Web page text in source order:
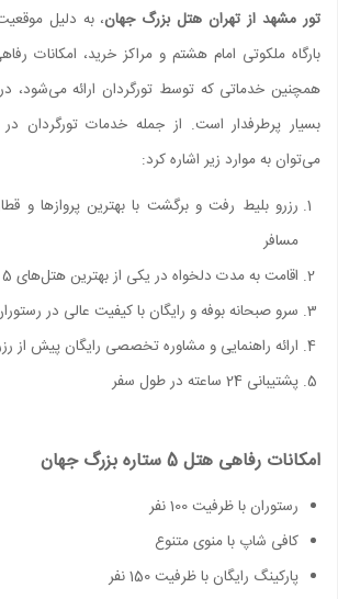
تور مشهد از تهران هتل بزرگ جهان، به دلیل
بارگاه ملکوتی امام هشتم و مراکز خرید، امکانات
همچنین خدماتی که توسط تورگردان ارائه می‌شود،
بسیار پرطرفدار است. از جمله خدمات تورگردان
می‌توان به موارد زیر اشاره کرد:
رزرو بلیط رفت و برگشت با بهترین پروازها و
مسافر
اقامت به مدت دلخواه در یکی از بهترین هتل‌های 5 ستاره و نوساز مشهد
سرو صبحانه بوفه و رایگان با کیفیت عالی در
ارائه راهنمایی و مشاوره تخصصی رایگان پیش از
پشتیبانی 24 ساعته در طول سفر
امکانات رفاهی هتل 5 ستاره بزرگ جهان
رستوران با ظرفیت 100 نفر
کافی شاپ با منوی متنوع
پارکینگ رایگان با ظرفیت 150 نفر